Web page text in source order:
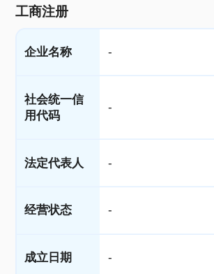
工商注册
企业名称 -
社会统一信
用代码
-
法定代表人 -
经营状态 -
成立日期 -